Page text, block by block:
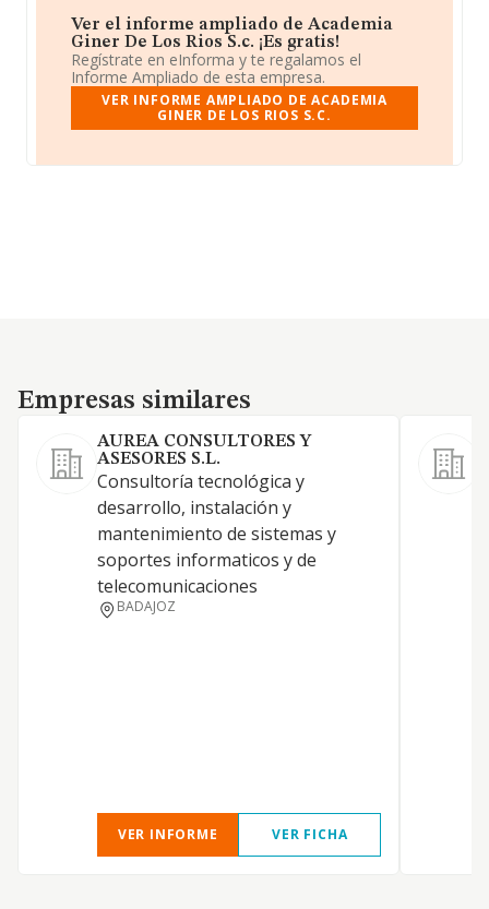
Ver el informe ampliado de Academia
Giner De Los Rios S.c. ¡Es gratis!
Regístrate en eInforma y te regalamos el
Informe Ampliado de esta empresa.
VER INFORME AMPLIADO DE ACADEMIA
GINER DE LOS RIOS S.C.
Empresas similares
Empresas similares
AUREA CONSULTORES Y
ASESORES S.L.
Consultoría tecnológica y
desarrollo, instalación y
mantenimiento de sistemas y
soportes informaticos y de
telecomunicaciones
BADAJOZ
VER INFORME VER FICHA